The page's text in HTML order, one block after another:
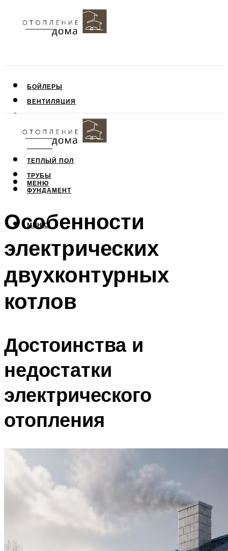
БОЙЛЕРЫ
ВЕНТИЛЯЦИЯ
ПОТОЛОК
СТЕНЫ
ТЕПЛЫЙ ПОЛ
ТРУБЫ
ФУНДАМЕНТ
МЕНЮ
МЕНЮ
Особенности
электрических
двухконтурных
котлов
Достоинства и
недостатки
электрического
отопления